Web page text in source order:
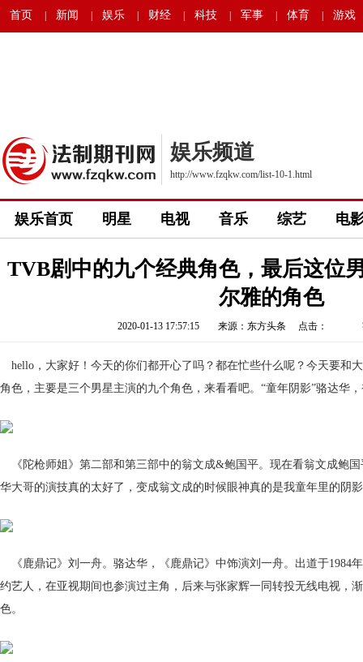
首页 新闻 娱乐 财经 科技 军事 体育 游戏
娱乐频道
http://www.fzqkw.com/list-10-1.html
娱乐首页 明星 电视 音乐 综艺 电
TVB剧中的九个经典角色，最后这位
尔雅的角色
2020-01-13 17:57:15 来源：东方头条 点击：
hello，大家好！今天的你们都开心了吗？都在忙些什么呢？今天要和
角色，主要是三个男星主演的九个角色，来看看吧。“童年阴影”骆达华
《陀枪师姐》第二部和第三部中的翁文成&鲍国平。现在看翁文成鲍
华大哥的演技真的太好了，变成翁文成的时候眼神真的是我童年里的阴
《鹿鼎记》刘一舟。骆达华，《鹿鼎记》中饰演刘一舟。出道于1984
约艺人，在亚视期间也参演过主角，后来与张家辉一同转投无线电视，
色。